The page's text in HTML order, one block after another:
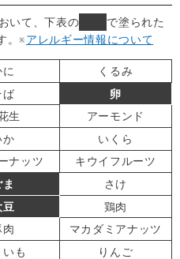
いて、下表の
で塗られた
。※アレルギー情報について
に
くるみ
ば
卵
生
アーモンド
か
いくら
ナッツ
キウイフルーツ
さけ
豆
鶏肉
肉
マカダミアナッツ
いも
りんご